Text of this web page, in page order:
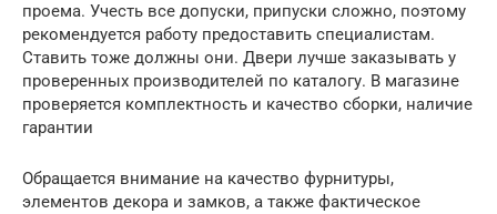
проема. Учесть все допуски, припуски сложно, поэтому
рекомендуется работу предоставить специалистам.
Ставить тоже должны они. Двери лучше заказывать у
проверенных производителей по каталогу. В магазине
проверяется комплектность и качество сборки, наличие
гарантии
Обращается внимание на качество фурнитуры,
элементов декора и замков, а также фактическое